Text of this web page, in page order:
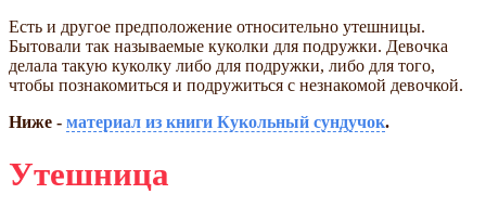
Есть и другое предположение относительно утешницы.
Бытовали так называемые куколки для подружки. Девочка
делала такую куколку либо для подружки, либо для того,
чтобы познакомиться и подружиться с незнакомой девочкой.
Ниже - материал из книги Кукольный сундучок.
Утешница